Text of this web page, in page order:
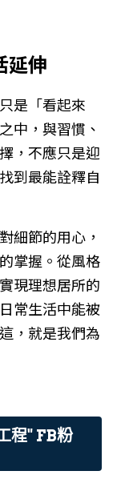
延伸
是「看起來
中，與習慣、
，不應只是迎
到最能詮釋自
細節的用心，
掌握。從風格
現理想居所的
常生活中能被
，就是我們為
程" FB粉